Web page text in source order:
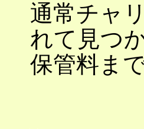
通常チャ
れて見つ
保管料ま